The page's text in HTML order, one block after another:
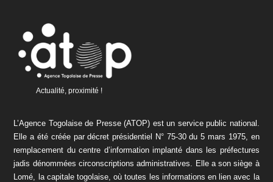
Actualité, proximité !
L’Agence Togolaise de Presse (ATOP) est un service public national.
Elle a été créée par décret présidentiel N° 75-30 du 5 mars 1975, en
remplacement du centre d’information implanté dans les préfectures
jadis dénommées circonscriptions administratives. Elle a son siège à
Lomé, la capitale togolaise, où toutes les informations en lien avec la